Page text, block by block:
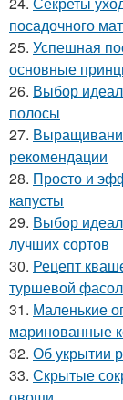
посадочного
25. Успешная
основные
26. Выбор
полосы
27.
рекомендации
28. Просто и
капусты
29. Выбор
лучших сортов
30. Рецепт
туршевой
31. Маленькие
маринованные
32. Об укрытии
33. Скрытые